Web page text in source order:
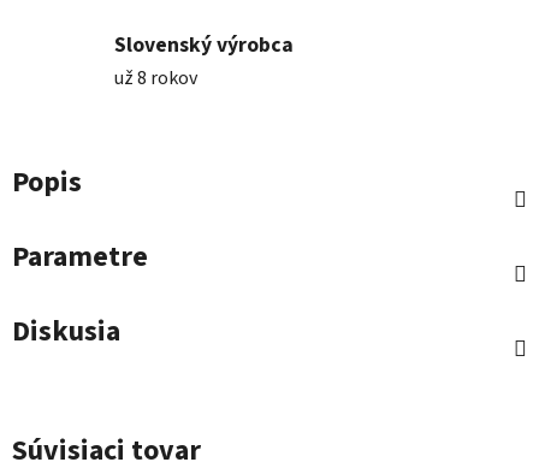
Slovenský výrobca
už 8 rokov
Popis
Parametre
Diskusia
Súvisiaci tovar